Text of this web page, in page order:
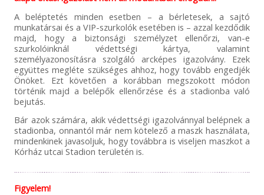
A beléptetés minden esetben – a bérletesek, a sajtó
munkatársai és a VIP-szurkolók esetében is – azzal kezdődik
majd, hogy a biztonsági személyzet ellenőrzi, van-e
szurkolóinknál védettségi kártya, valamint
személyazonosításra szolgáló arcképes igazolvány. Ezek
együttes megléte szükséges ahhoz, hogy tovább engedjék
Önöket. Ezt követően a korábban megszokott módon
történik majd a belépők ellenőrzése és a stadionba való
bejutás.
Bár azok számára, akik védettségi igazolvánnyal belépnek a
stadionba, onnantól már nem kötelező a maszk használata,
mindenkinek javasoljuk, hogy továbbra is viseljen maszkot a
Kórház utcai Stadion területén is.
Figyelem!